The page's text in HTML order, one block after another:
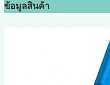
ข้อมูลสินค้า